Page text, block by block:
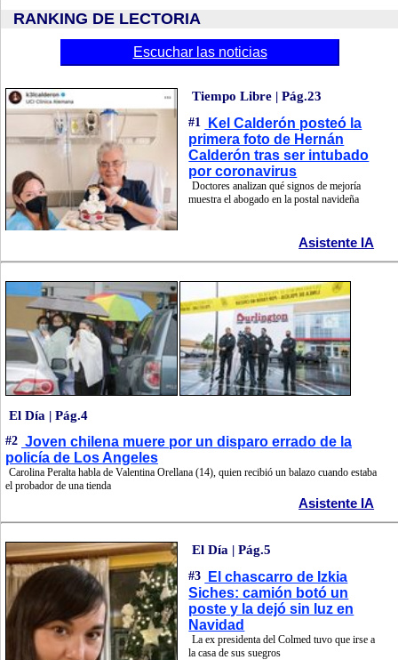
RANKING DE LECTORIA
Escuchar las noticias
Tiempo Libre | Pág.23
#1
Kel Calderón posteó la
primera foto de Hernán
Calderón tras ser intubado
por coronavirus
Doctores analizan qué signos de mejoría
muestra el abogado en la postal navideña
Asistente IA
El Día | Pág.4
#2 Joven chilena muere por un disparo errado de la
policía de Los Angeles
Carolina Peralta habla de Valentina Orellana (14), quien recibió un balazo cuando estaba
el probador de una tienda
Asistente IA
El Día | Pág.5
#3
El chascarro de Izkia
Siches: camión botó un
poste y la dejó sin luz en
Navidad
La ex presidenta del Colmed tuvo que irse a
la casa de sus suegros